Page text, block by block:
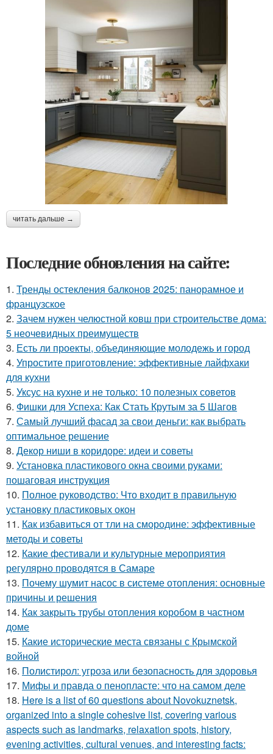
читать дальше →
Последние обновления на сайте:
1. Тренды остекления балконов 2025: панорамное и
французское
2. Зачем нужен челюстной ковш при строительстве дома:
5 неочевидных преимуществ
3. Есть ли проекты, объединяющие молодежь и город
4. Упростите приготовление: эффективные лайфхаки
для кухни
5. Уксус на кухне и не только: 10 полезных советов
6. Фишки для Успеха: Как Стать Крутым за 5 Шагов
7. Самый лучший фасад за свои деньги: как выбрать
оптимальное решение
8. Декор ниши в коридоре: идеи и советы
9. Установка пластикового окна своими руками:
пошаговая инструкция
10. Полное руководство: Что входит в правильную
установку пластиковых окон
11. Как избавиться от тли на смородине: эффективные
методы и советы
12. Какие фестивали и культурные мероприятия
регулярно проводятся в Самаре
13. Почему шумит насос в системе отопления: основные
причины и решения
14. Как закрыть трубы отопления коробом в частном
доме
15. Какие исторические места связаны с Крымской
войной
16. Полистирол: угроза или безопасность для здоровья
17. Мифы и правда о пенопласте: что на самом деле
18. Here is a list of 60 questions about Novokuznetsk,
organized into a single cohesive list, covering various
aspects such as landmarks, relaxation spots, history,
evening activities, cultural venues, and interesting facts: